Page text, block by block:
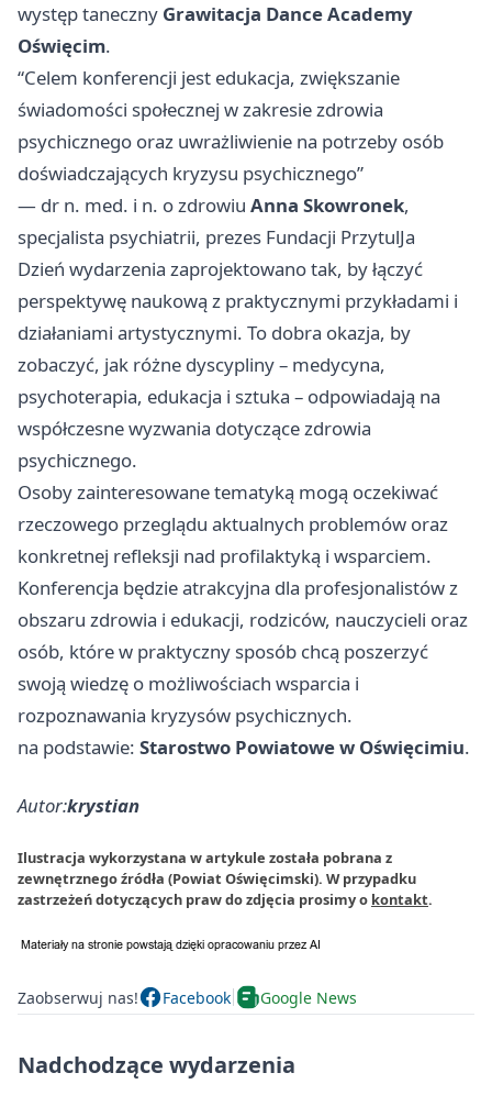
występ taneczny Grawitacja Dance Academy
Oświęcim.
“Celem konferencji jest edukacja, zwiększanie
świadomości społecznej w zakresie zdrowia
psychicznego oraz uwrażliwienie na potrzeby osób
doświadczających kryzysu psychicznego”
— dr n. med. i n. o zdrowiu Anna Skowronek,
specjalista psychiatrii, prezes Fundacji PrzytulJa
Dzień wydarzenia zaprojektowano tak, by łączyć
perspektywę naukową z praktycznymi przykładami i
działaniami artystycznymi. To dobra okazja, by
zobaczyć, jak różne dyscypliny – medycyna,
psychoterapia, edukacja i sztuka – odpowiadają na
współczesne wyzwania dotyczące zdrowia
psychicznego.
Osoby zainteresowane tematyką mogą oczekiwać
rzeczowego przeglądu aktualnych problemów oraz
konkretnej refleksji nad profilaktyką i wsparciem.
Konferencja będzie atrakcyjna dla profesjonalistów z
obszaru zdrowia i edukacji, rodziców, nauczycieli oraz
osób, które w praktyczny sposób chcą poszerzyć
swoją wiedzę o możliwościach wsparcia i
rozpoznawania kryzysów psychicznych.
na podstawie: Starostwo Powiatowe w Oświęcimiu.
Autor:krystian
Ilustracja wykorzystana w artykule została pobrana z
zewnętrznego źródła (Powiat Oświęcimski). W przypadku
zastrzeżeń dotyczących praw do zdjęcia prosimy o kontakt.
Zaobserwuj nas! Facebook Google News
Nadchodzące wydarzenia